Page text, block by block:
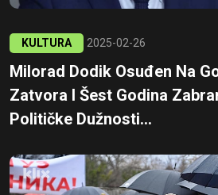
KULTURA 2025-02-26
Milorad Dodik Osuđen Na
Zatvora I Šest Godina
Političke Dužnosti...